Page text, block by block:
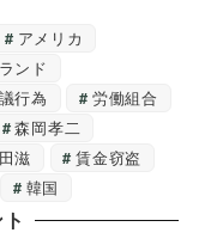
アメリカ
ンド
行為
労働組合
森岡孝二
滋
賃金窃盗
韓国